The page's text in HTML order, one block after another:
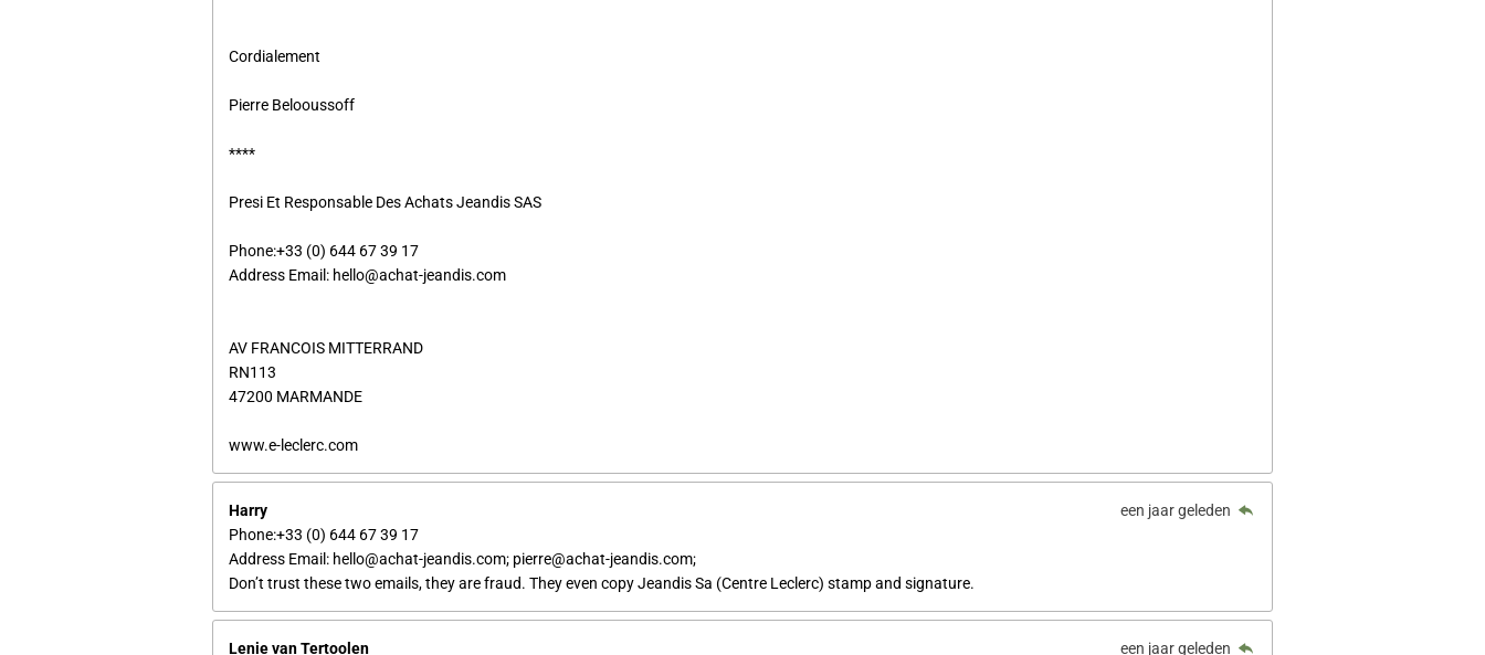
Cordialement
Pierre Belooussoff
****
Presi Et Responsable Des Achats Jeandis SAS
Phone:+33 (0) 644 67 39 17
Address Email: hello@achat-jeandis.com
AV FRANCOIS MITTERRAND
RN113
47200 MARMANDE
www.e-leclerc.com
Harry
een jaar geleden
Phone:+33 (0) 644 67 39 17
Address Email: hello@achat-jeandis.com; pierre@achat-jeandis.com;
Don’t trust these two emails, they are fraud. They even copy Jeandis Sa (Centre Leclerc) stamp and signature.
Lenie van Tertoolen een jaar geleden